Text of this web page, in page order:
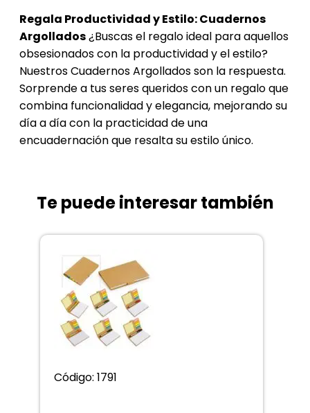
Regala Productividad y Estilo: Cuadernos
Argollados¿Buscas el regalo ideal para aquellos
obsesionados con la productividad y el estilo?
Nuestros Cuadernos Argollados son la respuesta.
Sorprende a tus seres queridos con un regalo que
combina funcionalidad y elegancia, mejorando su
día a día con la practicidad de una
encuadernación que resalta su estilo único.
Te puede interesar también
Código: 1791